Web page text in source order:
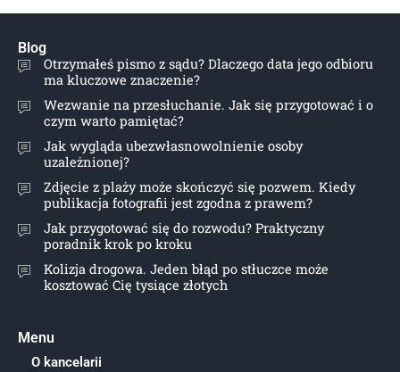
Blog
Otrzymałeś pismo z sądu? Dlaczego data jego odbioru
ma kluczowe znaczenie?
Wezwanie na przesłuchanie. Jak się przygotować i o
czym warto pamiętać?
Jak wygląda ubezwłasnowolnienie osoby
uzależnionej?
Zdjęcie z plaży może skończyć się pozwem. Kiedy
publikacja fotografii jest zgodna z prawem?
Jak przygotować się do rozwodu? Praktyczny
poradnik krok po kroku
Kolizja drogowa. Jeden błąd po stłuczce może
kosztować Cię tysiące złotych
Menu
O kancelarii